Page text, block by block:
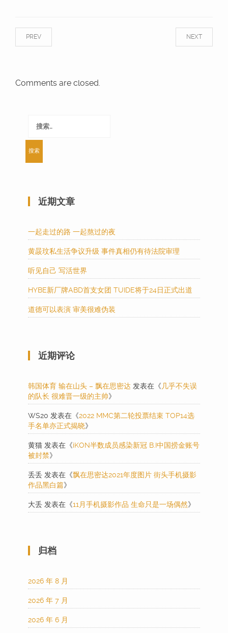
NEXT
PREV
Comments are closed.
索：
近期文章
一起走过的路 一起熬过的夜
黄晸玟私生活争议升级 事件真相仍有待法院审理
听见自己 写活世界
HYBE新厂牌ABD首支女团 TUIDE将于24日正式出道
道德可以表演 审美很难伪装
近期评论
韩国体育 输在山头 – 飘在思密达 发表在《 几乎不失误
的队长 很难晋一级的主帅》
WS20 发表在《2022 MMC第二轮投票结束 TOP14选
手名单亦正式揭晓》
黄猫 发表在《iKON半数成员感染新冠 B.I中国捞金账号
被封禁》
丢丢 发表在《飘在思密达2021年度图片 街头手机摄影
作品黑白篇》
大丢 发表在《11月手机摄影作品 生命只是一场偶然》
归档
2026 年 8 月
2026 年 7 月
2026 年 6 月